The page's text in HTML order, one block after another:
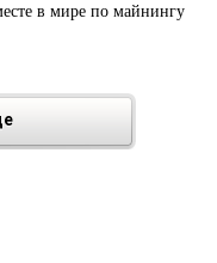
в мире по майнингу